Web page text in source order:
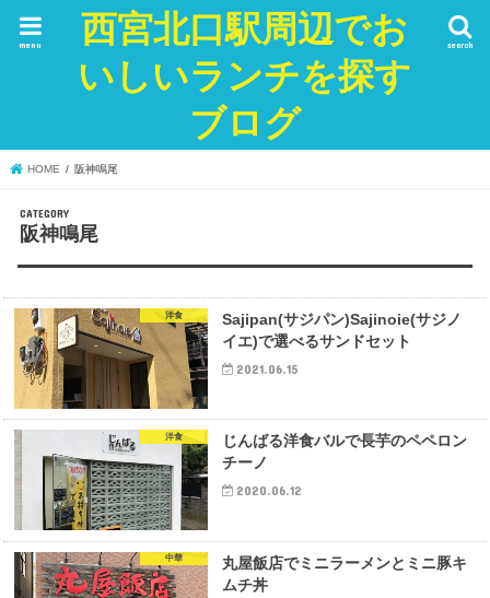
西宮北口駅周辺でお
いしいランチを探す
ブログ
search
menu
HOME 阪神鳴尾
阪神鳴尾
洋食
Sajipan(サジパン)Sajinoie(サジノ
イエ)で選べるサンドセット
2021.06.15
洋食
じんばる洋食バルで長芋のペペロン
チーノ
2020.06.12
中華
丸屋飯店でミニラーメンとミニ豚キ
ムチ丼